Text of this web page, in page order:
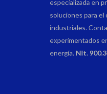
especializada en
soluciones para
industriales.
experimentados
energía. NIt.